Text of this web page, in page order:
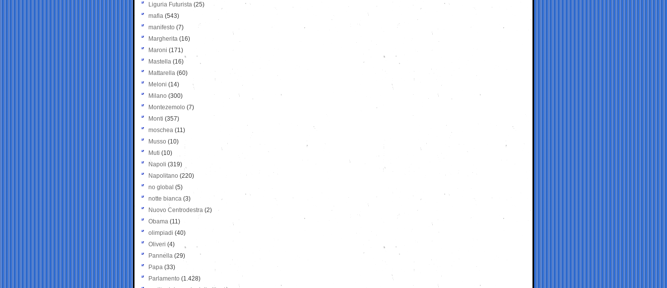
Liguria Futurista (25)
mafia (543)
manifesto (7)
Margherita (16)
Maroni (171)
Mastella (16)
Mattarella (60)
Meloni (14)
Milano (300)
Montezemolo (7)
Monti (357)
moschea (11)
Musso (10)
Muti (10)
Napoli (319)
Napolitano (220)
no global (5)
notte bianca (3)
Nuovo Centrodestra (2)
Obama (11)
olimpiadi (40)
Oliveri (4)
Pannella (29)
Papa (33)
Parlamento (1.428)